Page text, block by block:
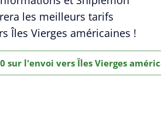
les meilleurs tarifs
Îles Vierges américaines !
sur l'envoi vers Îles Vierges